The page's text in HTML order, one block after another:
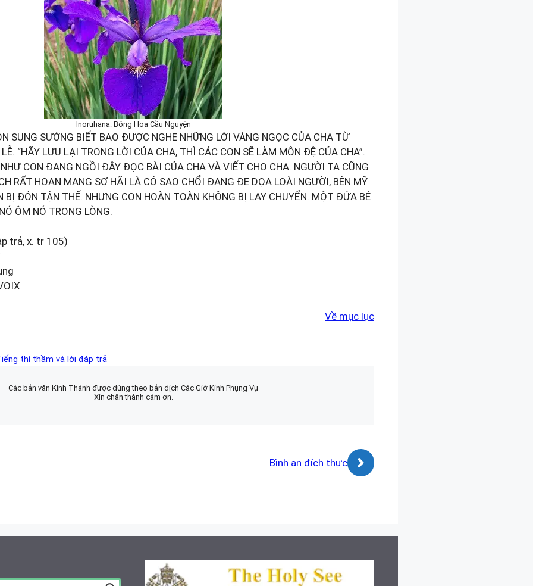
Inoruhana: Bông Hoa Cầu Nguyện
SUNG SƯỚNG BIẾT BAO ĐƯỢC NGHE NHỮNG LỜI VÀNG NGỌC CỦA CHA TỪ
“HÃY LƯU LẠI TRONG LỜI CỦA CHA, THÌ CÁC CON SẼ LÀM MÔN ĐỆ CỦA CHA”.
CON ĐANG NGỒI ĐÂY ĐỌC BÀI CỦA CHA VÀ VIẾT CHO CHA. NGƯỜI TA CŨNG
RẤT HOAN MANG SỢ HÃI LÀ CÓ SAO CHỔI ĐANG ĐE DỌA LOÀI NGƯỜI, BÊN MỸ
ĐÓN TẬN THẾ. NHƯNG CON HOÀN TOÀN KHÔNG BỊ LAY CHUYỂN. MỘT ĐỨA BÉ
ÔM NÓ TRONG LÒNG.
trả, x. tr 105)
Về mục lục
thì thầm và lời đáp trả
Các bản văn Kinh Thánh được dùng theo bản dịch Các Giờ Kinh Phụng Vụ
Xin chân thành cám ơn.
Bình an đích thực